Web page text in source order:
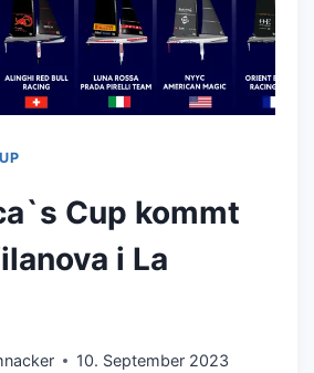
Cup kommt
i La
10. September 2023